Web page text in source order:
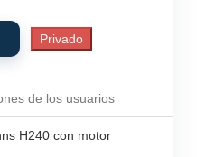
de los usuarios
H240 con motor